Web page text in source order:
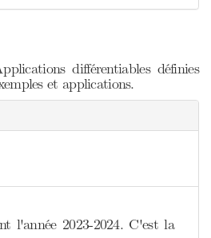
différentiables définies
et applications.
l'année 2023-2024. C'est la